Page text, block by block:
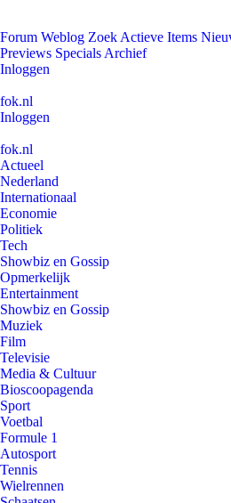
Forum Weblog Zoek Actieve Items
Previews Specials Archief
Inloggen
fok.nl
Inloggen
fok.nl
Actueel
Nederland
Internationaal
Economie
Politiek
Tech
Showbiz en Gossip
Opmerkelijk
Entertainment
Showbiz en Gossip
Muziek
Film
Televisie
Media & Cultuur
Bioscoopagenda
Sport
Voetbal
Formule 1
Autosport
Tennis
Wielrennen